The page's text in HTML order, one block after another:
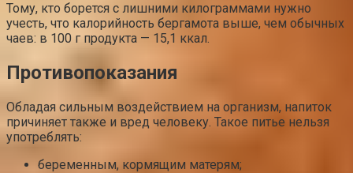
Тому, кто борется с лишними килограммами нужно
учесть, что калорийность бергамота выше, чем обычных
чаев: в 100 г продукта — 15,1 ккал.
Противопоказания
Обладая сильным воздействием на организм, напиток
причиняет также и вред человеку. Такое питье нельзя
употреблять:
беременным, кормящим матерям;